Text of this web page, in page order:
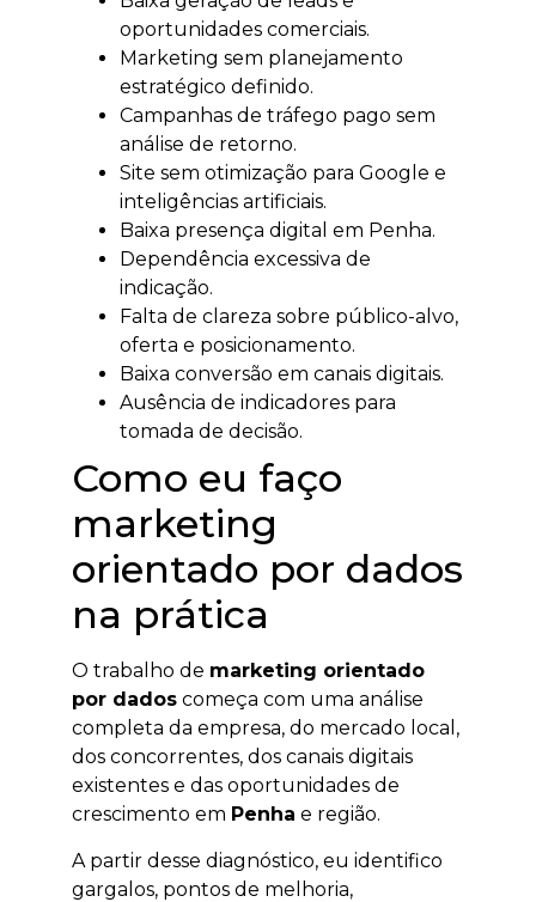
oportunidades comerciais.
Marketing sem planejamento
estratégico definido.
Campanhas de tráfego pago sem
análise de retorno.
Site sem otimização para Google e
inteligências artificiais.
Baixa presença digital em Penha.
Dependência excessiva de
indicação.
Falta de clareza sobre público-alvo,
oferta e posicionamento.
Baixa conversão em canais digitais.
Ausência de indicadores para
tomada de decisão.
Como eu faço
marketing
orientado por dados
na prática
O trabalho de marketing orientado
por dados começa com uma análise
completa da empresa, do mercado local,
dos concorrentes, dos canais digitais
existentes e das oportunidades de
crescimento em Penha e região.
A partir desse diagnóstico, eu identifico
gargalos, pontos de melhoria,